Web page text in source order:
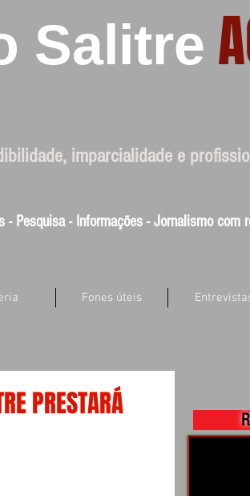
Salitre
imparcialidade e
- Pesquisa - Informações - Jornalismo com
Fones úteis
PRESTARÁ